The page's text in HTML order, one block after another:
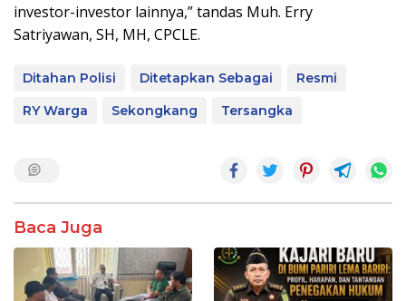
investor-investor lainnya,” tandas Muh. Erry
Satriyawan, SH, MH, CPCLE.
Ditahan Polisi Ditetapkan Sebagai
Resmi
RY Warga
Sekongkang Tersangka
Baca Juga